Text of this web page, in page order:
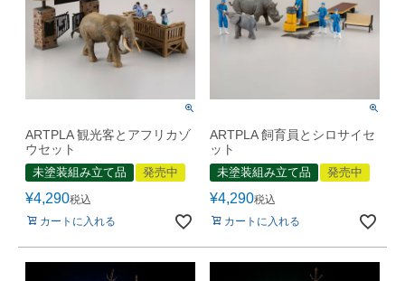
ARTPLA 観光客とアフリカゾ
ウセット
未塗装組み立て品 発売中
¥4,290税込
カートに入れる
ARTPLA 飼育員とシロサイセ
ット
未塗装組み立て品 発売中
¥4,290税込
カートに入れる